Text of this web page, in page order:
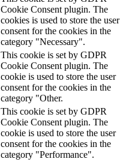
Cookie Consent plugin. The
cookies is used to store the user
consent for the cookies in the
category "Necessary".
This cookie is set by GDPR
Cookie Consent plugin. The
cookie is used to store the user
consent for the cookies in the
category "Other.
This cookie is set by GDPR
Cookie Consent plugin. The
cookie is used to store the user
consent for the cookies in the
category "Performance".